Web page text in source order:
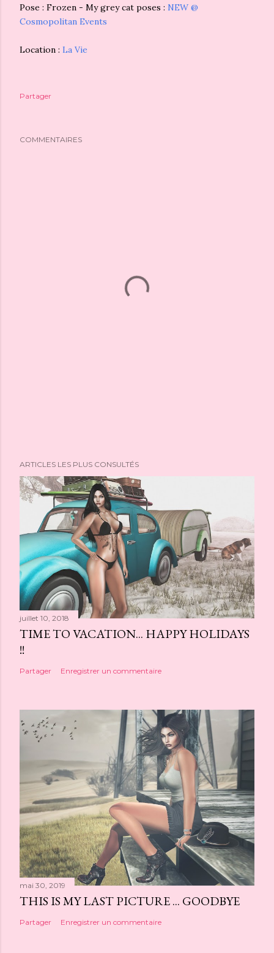
Pose : Frozen - My grey cat poses : NEW @
Cosmopolitan Events
Location : La Vie
Partager
COMMENTAIRES
ARTICLES LES PLUS CONSULTÉS
juillet 10, 2018
TIME TO VACATION... HAPPY HOLIDAYS
!!
Partager Enregistrer un commentaire
mai 30, 2019
THIS IS MY LAST PICTURE ... GOODBYE
Partager Enregistrer un commentaire